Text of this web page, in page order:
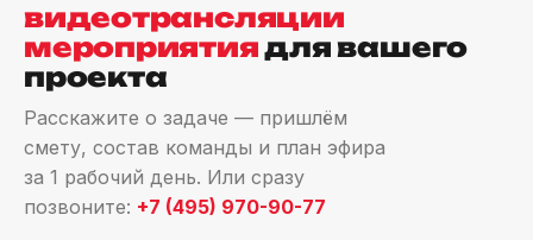
видеотрансляции
мероприятиядля вашего
проекта
Расскажите о задаче — пришлём
смету, состав команды и план эфира
за 1 рабочий день. Или сразу
позвоните: +7 (495) 970-90-77